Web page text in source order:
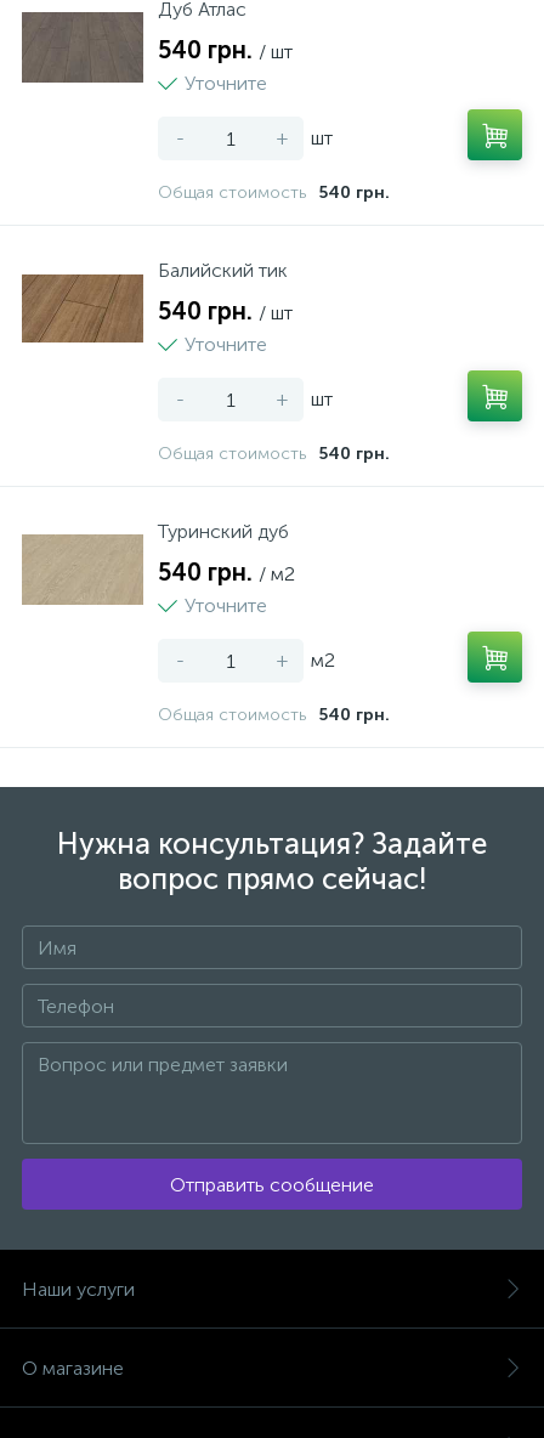
Дуб Атлас
540 грн. / шт
Уточните
- + шт
Общая стоимость 540 грн.
Балийский тик
540 грн. / шт
Уточните
- + шт
Общая стоимость 540 грн.
Туринский дуб
540 грн. / м2
Уточните
- + м2
Общая стоимость 540 грн.
Нужна консультация? Задайте
вопрос прямо сейчас!
Отправить сообщение
Наши услуги
О магазине